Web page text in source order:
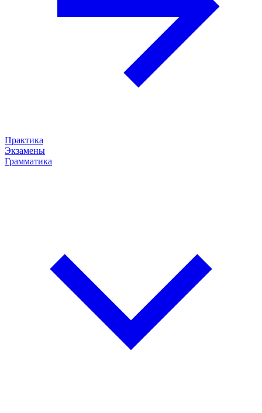
Практика
Экзамены
Грамматика